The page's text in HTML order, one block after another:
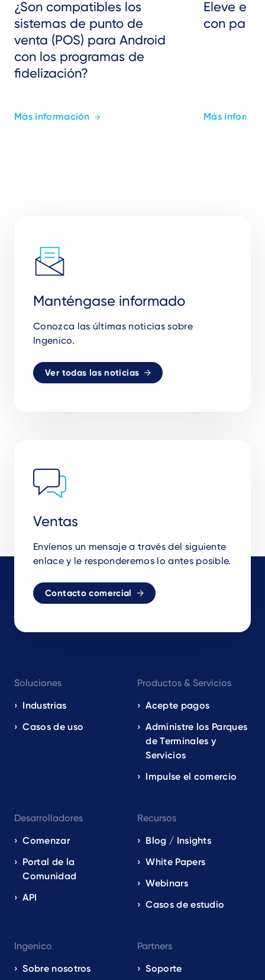
¿Son compatibles los
sistemas de punto de
venta (POS) para Android
con los programas de
fidelización?
Más información
Eleve el
con
Más
Manténgase informado
Conozca las últimas noticias sobre
Ingenico.
Ver todas las noticias
Ventas
Envíenos un mensaje a través del siguiente
enlace y le responderemos lo antes posible.
Contacto comercial
navigation
EN
Soluciones
Industrias
Casos de uso
Productos & Servicios
Acepte pagos
Administre los Parques
de Terminales y
Servicios
Impulse el comercio
Desarrolladores
Comenzar
Portal de la
Comunidad
API
Recursos
Blog / Insights
White Papers
Webinars
Casos de estudio
Ingenico
Sobre nosotros
Partners
Soporte